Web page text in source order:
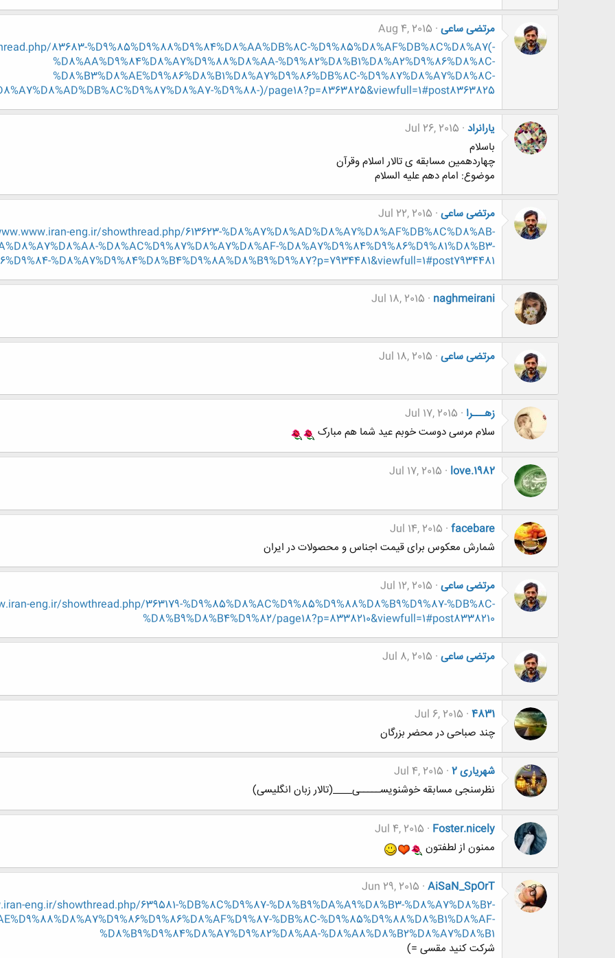
مرتضی ساعی Aug 4, 2015
83683-%D9%85%D9%88%D9%84%D8%AA%DB%8C-%D9%85%D8%AF%DB%8C%D8%A7(-
%D8%AA%D9%84%D8%A7%D9%88%D8%AA-%D9%82%D8%B1%D8%A2%D9%86%D8%8C-
%D8%B3%D8%AE%D9%86%D8%B1%D8%A7%D9%86%DB%8C-%D9%87%D8%A7%D8%8C-
%D9%88-)/page18?p=8363825&viewfull=1#post8363825
یارانراد Jul 26, 2015
باسلام
چهاردهمین مسابقه ی تالار اسلام وقرآن
موضوع: امام دهم علیه السلام
مرتضی ساعی Jul 22, 2015
eng.ir/showthread.php/613623-%D8%A7%D8%AD%D8%A7%D8%AF%DB%8C%D8%AB-
%D8%AC%D9%87%D8%A7%D8%AF-%D8%A7%D9%84%D9%86%D9%81%D8%B3-
%D8%A7%D9%84%D8%B4%D9%8A%D8%B9%D9%87?p=7934481&viewfull=1#post7934481
naghmeirani
Jul 18, 2015
مرتضی ساعی Jul 18, 2015
زهـــرا Jul 17, 2015
سلام مرسی دوست خوبم عید شما هم مبارک
love.1982
Jul 17, 2015
facebare
Jul 14, 2015
شمارش معکوس برای قیمت اجناس و محصولات در ایران
مرتضی ساعی Jul 12, 2015
eng.ir/showthread.php/363179-%D9%85%D8%AC%D9%85%D9%88%D8%B9%D9%87-%DB%8C-
%D8%B9%D8%B4%D9%82/page18?p=8338210&viewfull=1#post8338210
مرتضی ساعی Jul 8, 2015
4831
Jul 6, 2015
چند صباحی در محضر بزرگان
شهریاری 2
Jul 4, 2015
نظرسنجی مسابقه خوشنویســـــی____(تالار زبان انگلیسی)
Foster.nicely
Jul 4, 2015
ممنون از لطفتون
AiSaN_SpOrT
Jun 29, 2015
eng.ir/showthread.php/639581-%DB%8C%D9%87-%D8%B9%DA%A9%D8%B3-%D8%A7%D8%B2-
%DB%8C-%D9%85%D9%88%D8%B1%D8%AF-
%D8%B9%D9%84%D8%A7%D9%82%D8%AA-%D8%A8%D8%B2%D8%A7%D8%B1
شرکت کنید مقسی =)